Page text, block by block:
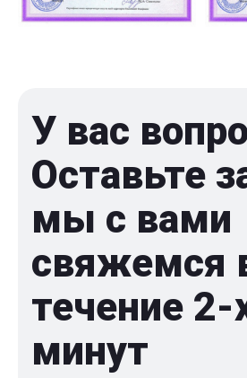
У вас
Оставьте
мы с вами
свяжемся
течение 2-
минут